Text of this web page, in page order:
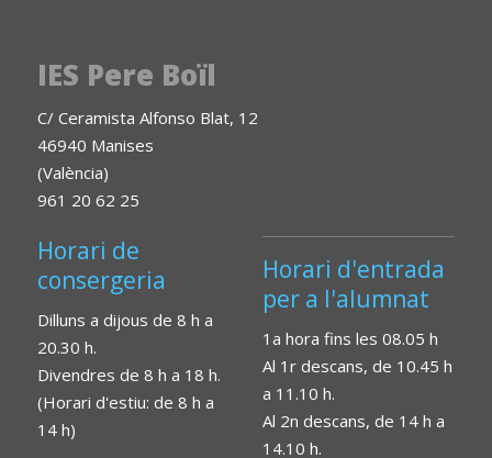
IES Pere Boïl
C/ Ceramista Alfonso Blat, 12
46940 Manises
(València)
961 20 62 25
Horari de
consergeria
Dilluns a dijous de 8 h a
20.30 h.
Divendres de 8 h a 18 h.
(Horari d'estiu: de 8 h a
14 h)
Horari d'entrada
per a l'alumnat
1a hora fins les 08.05 h
Al 1r descans, de 10.45 h
a 11.10 h.
Al 2n descans, de 14 h a
14.10 h.